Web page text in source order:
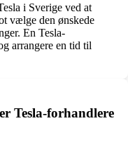
i Sverige ved at
vælge den ønskede
En Tesla-
arrangere en tid til
Tesla-forhandlere